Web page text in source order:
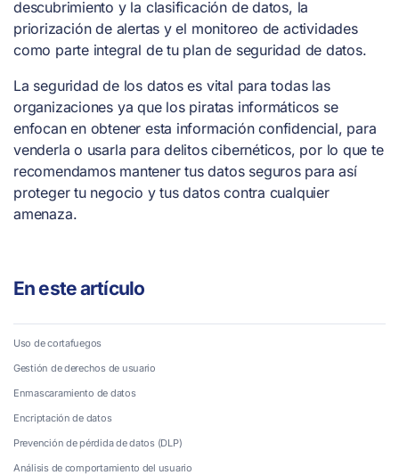
descubrimiento y la clasificación de datos, la
priorización de alertas y el monitoreo de actividades
como parte integral de tu plan de seguridad de datos.
La seguridad de los datos es vital para todas las
organizaciones ya que los piratas informáticos se
enfocan en obtener esta información confidencial, para
venderla o usarla para delitos cibernéticos, por lo que te
recomendamos mantener tus datos seguros para así
proteger tu negocio y tus datos contra cualquier
amenaza.
En este artículo
Uso de cortafuegos
Gestión de derechos de usuario
Enmascaramiento de datos
Encriptación de datos
Prevención de pérdida de datos (DLP)
Análisis de comportamiento del usuario